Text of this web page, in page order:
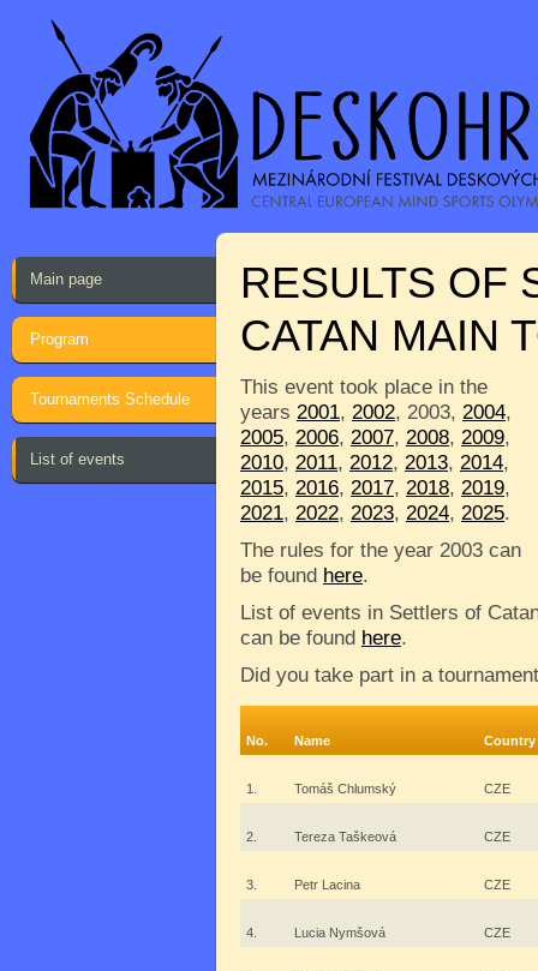
Main page
Program
Tournaments Schedule
List of events
RESULTS OF
CATAN MAIN
This event took place in the
years 2001, 2002, 2003, 2004,
2005, 2006, 2007, 2008, 2009,
2010, 2011, 2012, 2013, 2014,
2015, 2016, 2017, 2018, 2019,
2021, 2022, 2023, 2024, 2025.
The rules for the year 2003 can
be found here.
List of events in Settlers of
can be found here.
Did you take part in a
No. Name Country
1. Tomáš Chlumský CZE
2. Tereza Taškeová CZE
3. Petr Lacina CZE
4. Lucia Nymšová CZE